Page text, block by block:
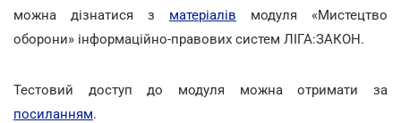
можна дізнатися з матеріалів модуля «Мистецтво
оборони» інформаційно-правових систем ЛІГА:ЗАКОН.
Тестовий доступ до модуля можна отримати за
посиланням.